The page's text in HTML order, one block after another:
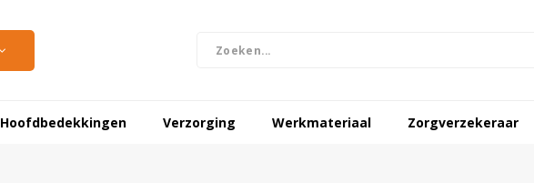
Hoofdbedekkingen Verzorging Werkmateriaal Zorgverzekeraar